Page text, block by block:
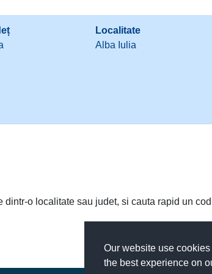
Our website use
the best experience on
Localitate
Alba Iulia
o localitate sau judet, si cauta rapid un